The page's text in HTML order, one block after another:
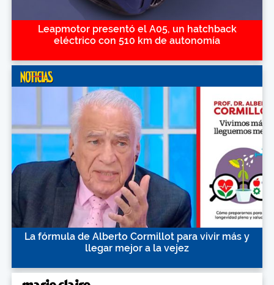
Leapmotor presentó el A05, un hatchback
eléctrico con 510 km de autonomía
La fórmula de Alberto Cormillot para vivir más y
llegar mejor a la vejez